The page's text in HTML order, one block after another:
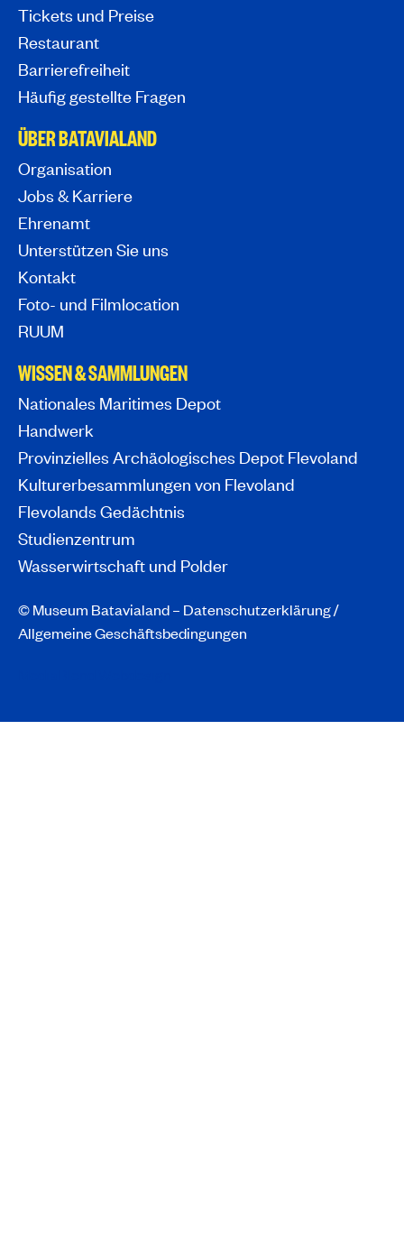
Tickets und Preise
Restaurant
Barrierefreiheit
Häufig gestellte Fragen
ÜBER BATAVIALAND
Organisation
Jobs & Karriere
Ehrenamt
Unterstützen Sie uns
Kontakt
Foto- und Filmlocation
RUUM
WISSEN & SAMMLUNGEN
Nationales Maritimes Depot
Handwerk
Provinzielles Archäologisches Depot Flevoland
Kulturerbesammlungen von Flevoland
Flevolands Gedächtnis
Studienzentrum
Wasserwirtschaft und Polder
© Museum Batavialand – Datenschutzerklärung/
Allgemeine Geschäftsbedingungen